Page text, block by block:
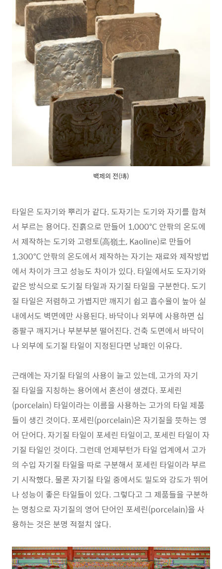
백제의 전(塼)
타일은 도자기와 뿌리가 같다. 도자기는 도기와 자기를 합쳐
서 부르는 용어다. 진흙으로 만들어 1,000℃ 안팎의 온도에
서 제작하는 도기와 고령토(高嶺土, Kaoline)로 만들어
1,300℃ 안팎의 온도에서 제작하는 자기는 재료와 제작방법
에서 차이가 크고 성능도 차이가 있다. 타일에서도 도자기와
같은 방식으로 도기질 타일과 자기질 타일을 구분한다. 도기
질 타일은 저렴하고 가볍지만 깨지기 쉽고 흡수율이 높아 실
내에서도 벽면에만 사용된다. 바닥이나 외부에 사용하면 십
중팔구 깨지거나 부분부분 떨어진다. 건축 도면에서 바닥이
나 외부에 도기질 타일이 지정된다면 낭패인 이유다.
근래에는 자기질 타일의 사용이 늘고 있는데, 고가의 자기
질 타일을 지칭하는 용어에서 혼선이 생겼다. 포세린
(porcelain) 타일이라는 이름을 사용하는 고가의 타일 제품
들이 생긴 것이다. 포세린(porcelain)은 자기질을 뜻하는 영
어 단어다. 자기질 타일이 포세린 타일이고, 포세린 타일이 자
기질 타일인 것이다. 그런데 언제부턴가 타일 업계에서 고가
의 수입 자기질 타일을 따로 구분해서 포세린 타일이라 부르
기 시작했다. 물론 자기질 타일 중에서도 밀도와 강도가 뛰어
나 성능이 좋은 타일들이 있다. 그렇다고 그 제품들을 구분하
는 명칭으로 자기질의 영어 단어인 포세린(porcelain)을 사
용하는 것은 분명 적절치 않다.